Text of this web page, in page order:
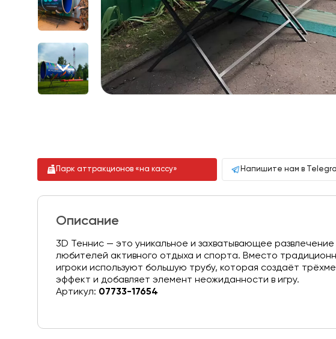
Парк аттракционов «на кассу» Напишите нам в
Описание
3D Теннис — это уникальное и захватывающее развлечение
любителей активного отдыха и спорта. Вместо
игроки используют большую трубу, которая создаёт
эффект и добавляет элемент неожиданности в игру.
Артикул: 07733-17654